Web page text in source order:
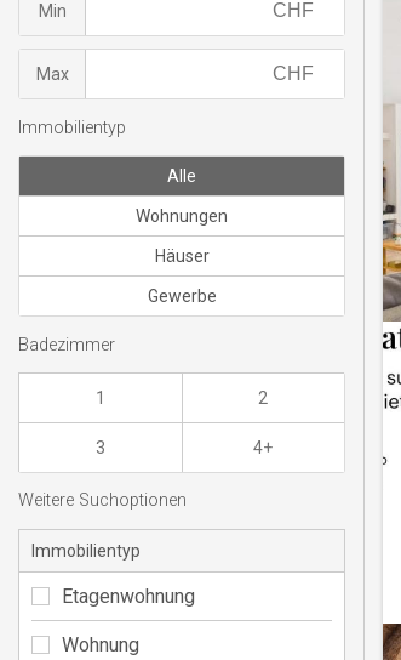
Min
Max
Immobilientyp
Alle
Wohnungen
Häuser
Gewerbe
Badezimmer
1 2
3 4+
Weitere Suchoptionen
Immobilientyp
Etagenwohnung
Wohnung